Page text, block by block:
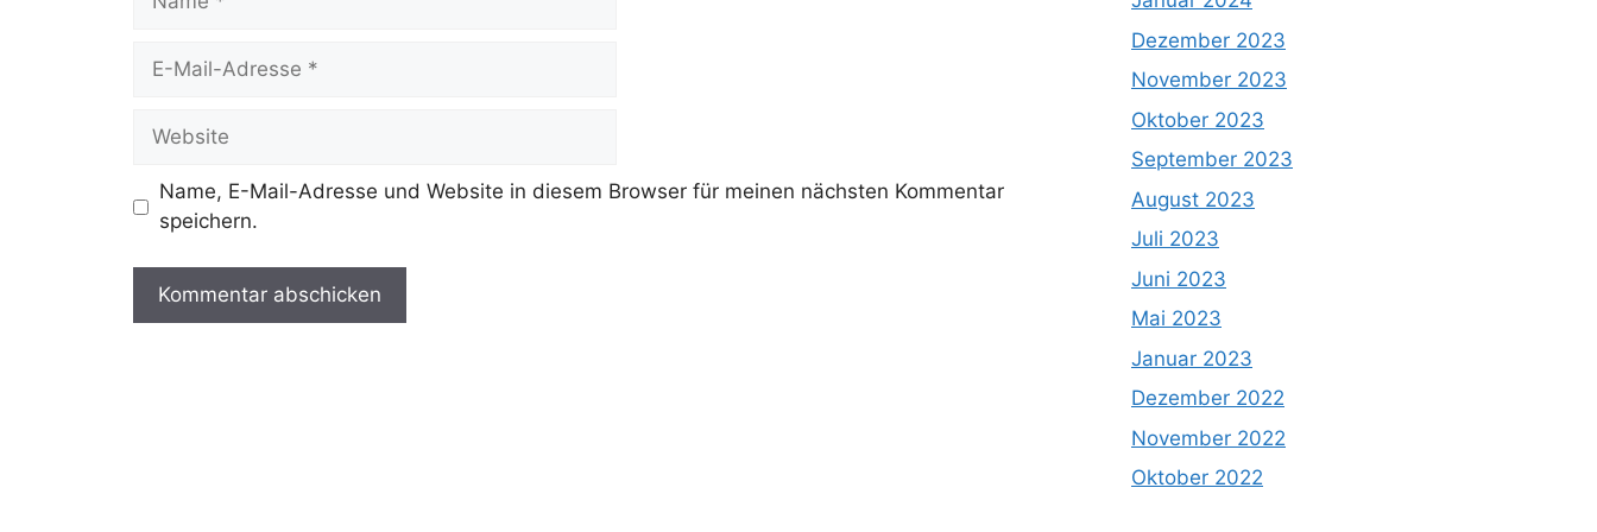
Website
Name, E-Mail-Adresse und Website in diesem Browser für meinen nächsten Kommentar
speichern.
Dezember 2023
November 2023
Oktober 2023
September 2023
August 2023
Juli 2023
Juni 2023
Mai 2023
Januar 2023
Dezember 2022
November 2022
Oktober 2022